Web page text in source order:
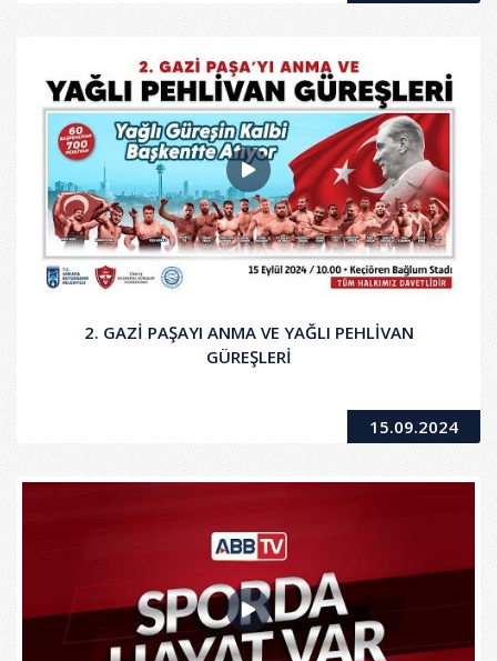
2. GAZİ PAŞAYI ANMA VE YAĞLI PEHLİVAN
GÜREŞLERİ
15.09.2024